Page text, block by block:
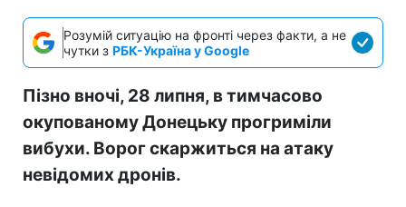
Розумій ситуацію на фронті через факти, а не
чутки з РБК-Україна у Google
Пізно вночі, 28 липня, в тимчасово
окупованому Донецьку прогриміли
вибухи. Ворог скаржиться на атаку
невідомих дронів.